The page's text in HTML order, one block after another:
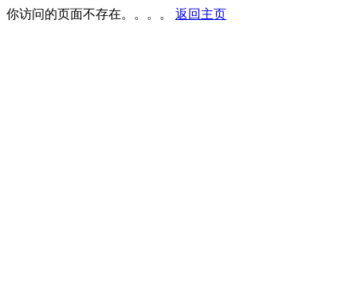
你访问的页面不存在。。。。 返回主页